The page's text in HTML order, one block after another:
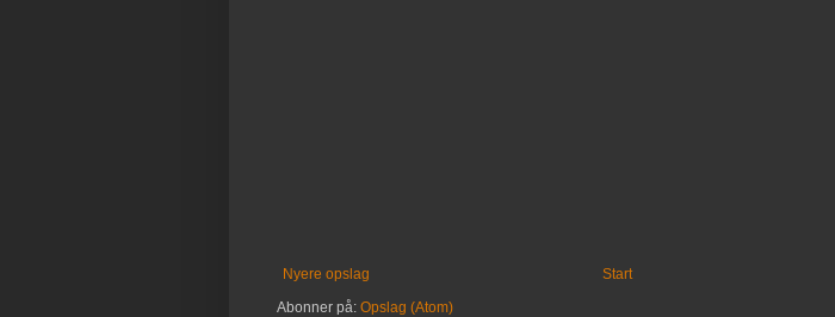
Nyere opslag
Start
Abonner på: Opslag (Atom)